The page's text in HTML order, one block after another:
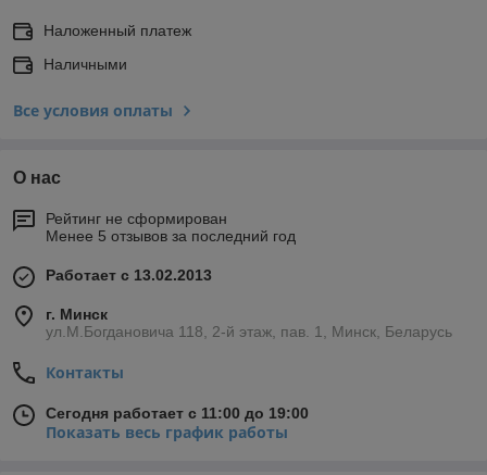
Наложенный платеж
Наличными
Все условия оплаты
О нас
Рейтинг не сформирован
Менее 5 отзывов за последний год
Работает с 13.02.2013
г. Минск
ул.М.Богдановича 118, 2-й этаж, пав. 1, Минск, Беларусь
Контакты
Сегодня работает с 11:00 до 19:00
Показать весь график работы